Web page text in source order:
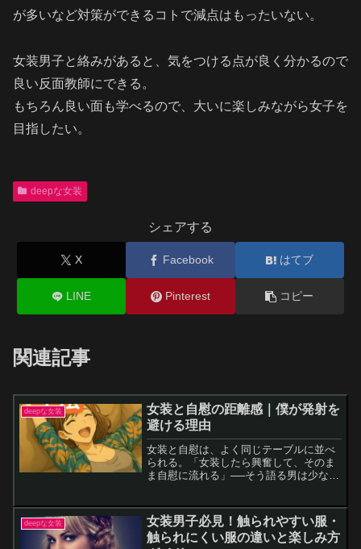
が多いなど対策ができるコトで減点はもったいない。
女装男子と絡みがあると、気をつける点が良く分かるので
良い反面教師にできる。
もちろん良い面も学べるので、大いに楽しみながら女子を
目指したい。
deepな女装
シェアする
X Facebook はてブ
LINE Pinterest コピー
関連記事
deepな女装
女装と自慰の距離感｜僕が発射を
避ける理由
女装と自慰は、よく同じテーブルに並べ
られる。「女装したら興奮して、そのま
ま自慰に流れる」──そう語る男は少なく
慰をすると、むしろ気持ちが冷めてしま
う。女子に徹している感...
deepな女装
女装男子必見！触られやすい服・
触られにくい服の違いと楽しみ方